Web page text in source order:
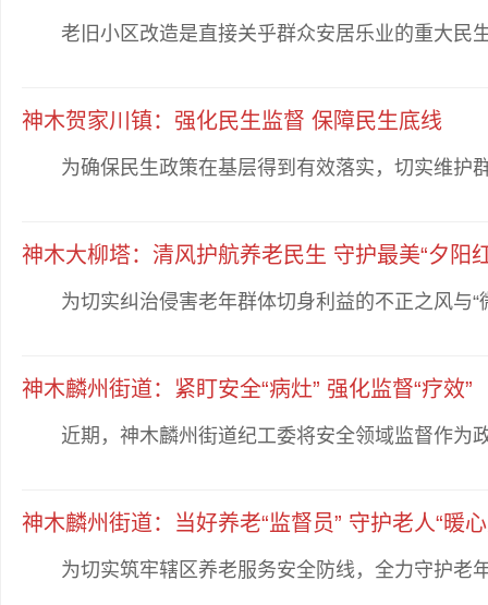
老旧小区改造是直接关乎群众安居乐业的重大民生
神木贺家川镇：强化民生监督 保障民生底线
为确保民生政策在基层得到有效落实，切实维护
神木大柳塔：清风护航养老民生 守护最美“夕阳
为切实纠治侵害老年群体切身利益的不正之风与“
神木麟州街道：紧盯安全“病灶” 强化监督“疗效”
近期，神木麟州街道纪工委将安全领域监督作为
神木麟州街道：当好养老“监督员” 守护老人“暖
为切实筑牢辖区养老服务安全防线，全力守护老